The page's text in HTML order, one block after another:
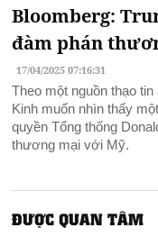
Bloomberg:
đàm phán
17/04/2025 07:16:31
Theo một nguồn thạo
Kinh muốn nhìn thấy
quyền Tổng thống
thương mại với Mỹ.
ĐƯỢC QUAN TÂM